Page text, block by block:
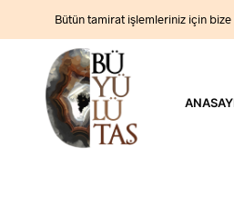
Bütün tamirat işlemleriniz için bize